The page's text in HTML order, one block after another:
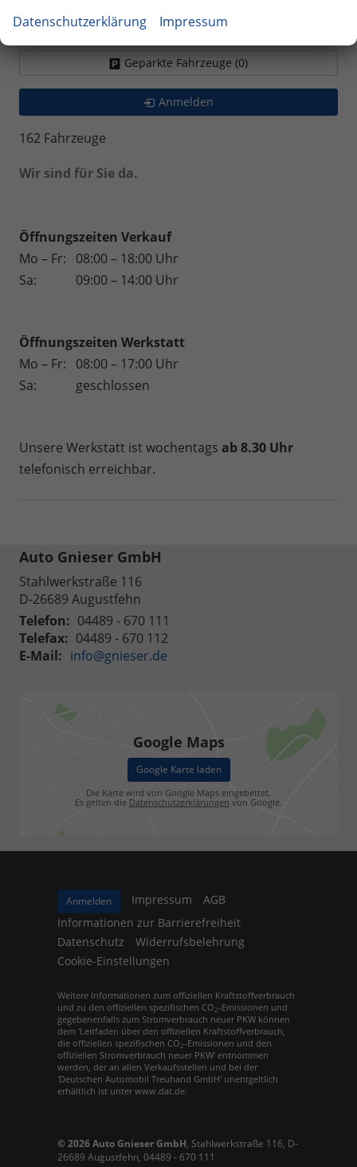
Weinsberg
Geparkte Fahrzeuge (0)
Anmelden
162 Fahrzeuge
Wir sind für Sie da.
Öffnungszeiten Verkauf
Mo – Fr: 08:00 – 18:00 Uhr
Sa:
09:00 – 14:00 Uhr
Öffnungszeiten Werkstatt
Mo – Fr: 08:00 – 17:00 Uhr
Sa:
geschlossen
Unsere Werkstatt ist wochentags ab 8.30 Uhr
telefonisch erreichbar.
Auto Gnieser GmbH
Stahlwerkstraße 116
D-26689 Augustfehn
Telefon: 04489 - 670 111
Telefax: 04489 - 670 112
E-Mail: info@gnieser.de
Google Maps
Google Karte laden
Die Karte wird von Google Maps eingebettet.
Es gelten die Datenschutzerklärungen von Google.
Anmelden Impressum
AGB
Informationen zur Barrierefreiheit
Datenschutz
Widerrufsbelehrung
Cookie-Einstellungen
Weitere Informationen zum offiziellen Kraftstoffverbrauch
und zu den offiziellen spezifischen CO2-Emissionen und
gegebenenfalls zum Stromverbrauch neuer PKW können
dem 'Leitfaden über den offiziellen Kraftstoffverbrauch,
die offiziellen spezifischen CO2-Emissionen und den
offiziellen Stromverbrauch neuer PKW' entnommen
werden, der an allen Verkaufsstellen und bei der
'Deutschen Automobil Treuhand GmbH' unentgeltlich
erhältlich ist unter www.dat.de.
© 2026Auto Gnieser GmbH, Stahlwerkstraße 116, D-
26689 Augustfehn, 04489 - 670 111
Datenschutzerklärung Impressum